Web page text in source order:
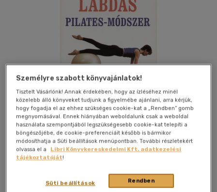
Kívánságlistához adom Megosztom
|2001 magyar nyelvű fűzve|192 oldal
Személyre szabott könyvajánlatok!
Tisztelt Vásárlónk! Annak érdekében, hogy az ízléséhez minél
közelebb álló könyveket tudjunk a figyelmébe ajánlani, arra kérjük,
hogy fogadja el az ehhez szükséges cookie-kat a „Rendben” gomb
megnyomásával. Ennek hiányában weboldalunk csak a weboldal
használata szempontjából legszükségesebb cookie-kat telepíti a
böngészőjébe, de cookie-preferenciáit később is bármikor
módosíthatja a Süti beállítások menüpontban. További részletekért
olvassa el a
Libri Könyvkereskedelmi Kft. adatkezelési
tájékoztatóját!
Rendben
Süti beállítások